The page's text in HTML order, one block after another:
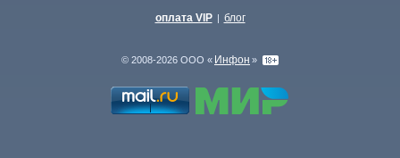
оплата VIP | блог
© 2008-2026 ООО « Инфон »